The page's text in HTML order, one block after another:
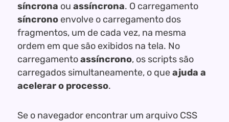
síncrona ouassíncrona. O carregamento
síncrono envolve o carregamento dos
fragmentos, um de cada vez, na mesma
ordem em que são exibidos na tela. No
carregamentoassíncrono, os scripts são
carregados simultaneamente, o queajuda a
acelerar o processo.
Se o navegador encontrar um arquivo CSS